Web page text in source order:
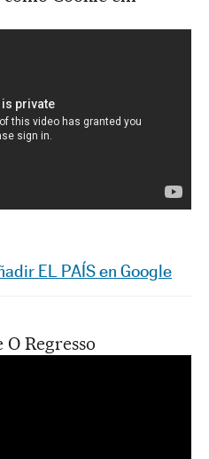
en Twitter
Redes Sociales
EL PAÍS en Google
Regresso